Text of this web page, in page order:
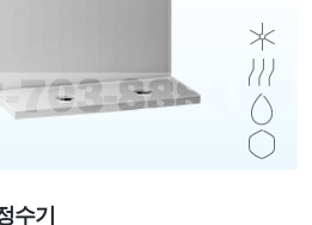
수기